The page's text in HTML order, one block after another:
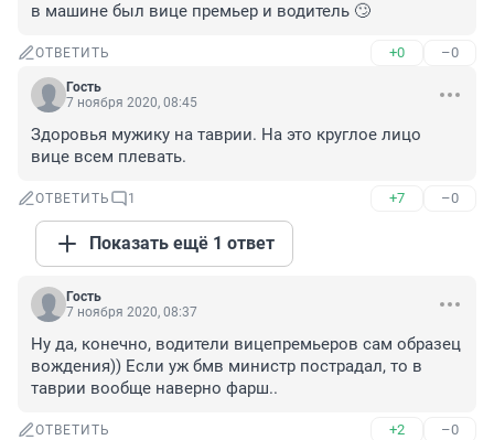
в машине был вице премьер и водитель 🙄
ОТВЕТИТЬ +0 –0
Гость
7 ноября 2020, 08:45
Здоровья мужику на таврии. На это круглое лицо
вице всем плевать.
ОТВЕТИТЬ 1 +7 –0
Показать ещё 1 ответ
Гость
7 ноября 2020, 08:37
Ну да, конечно, водители вицепремьеров сам образец
вождения)) Если уж бмв министр пострадал, то в
таврии вообще наверно фарш..
ОТВЕТИТЬ +2 –0